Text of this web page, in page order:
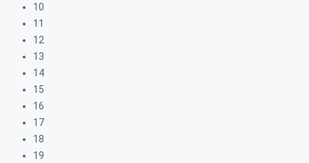
10
11
12
13
14
15
16
17
18
19